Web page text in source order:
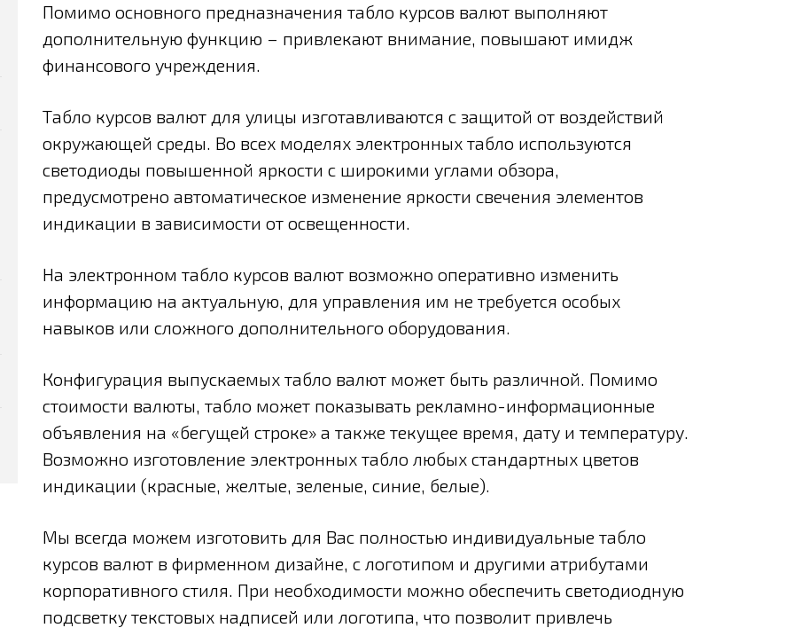
Помимо основного предназначения табло курсов валют выполняют
дополнительную функцию – привлекают внимание, повышают имидж
финансового учреждения.
Табло курсов валют для улицы изготавливаются с защитой от воздействий
окружающей среды. Во всех моделях электронных табло используются
светодиоды повышенной яркости с широкими углами обзора,
предусмотрено автоматическое изменение яркости свечения элементов
индикации в зависимости от освещенности.
На электронном табло курсов валют возможно оперативно изменить
информацию на актуальную, для управления им не требуется особых
навыков или сложного дополнительного оборудования.
Конфигурация выпускаемых табло валют может быть различной. Помимо
стоимости валюты, табло может показывать рекламно-информационные
объявления на «бегущей строке» а также текущее время, дату и температуру.
Возможно изготовление электронных табло любых стандартных цветов
индикации (красные, желтые, зеленые, синие, белые).
Мы всегда можем изготовить для Вас полностью индивидуальные табло
курсов валют в фирменном дизайне, с логотипом и другими атрибутами
корпоративного стиля. При необходимости можно обеспечить светодиодную
подсветку текстовых надписей или логотипа, что позволит привлечь